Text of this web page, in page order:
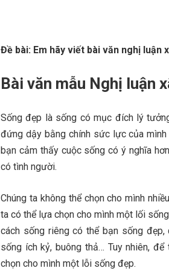
Đề bài: Em hãy viết bài văn nghị luận
Bài văn mẫu Nghị luận
Sống đẹp là sống có mục đích lý
đứng dậy bằng chính sức lực của
bạn cảm thấy cuộc sống có ý nghĩa
có tình người.
Chúng ta không thể chọn cho mình
ta có thể lựa chọn cho mình một lối
cách sống riêng có thể bạn sống
sống ích kỷ, buông thả… Tuy nhiên,
chọn cho mình một lỗi sống đẹp.